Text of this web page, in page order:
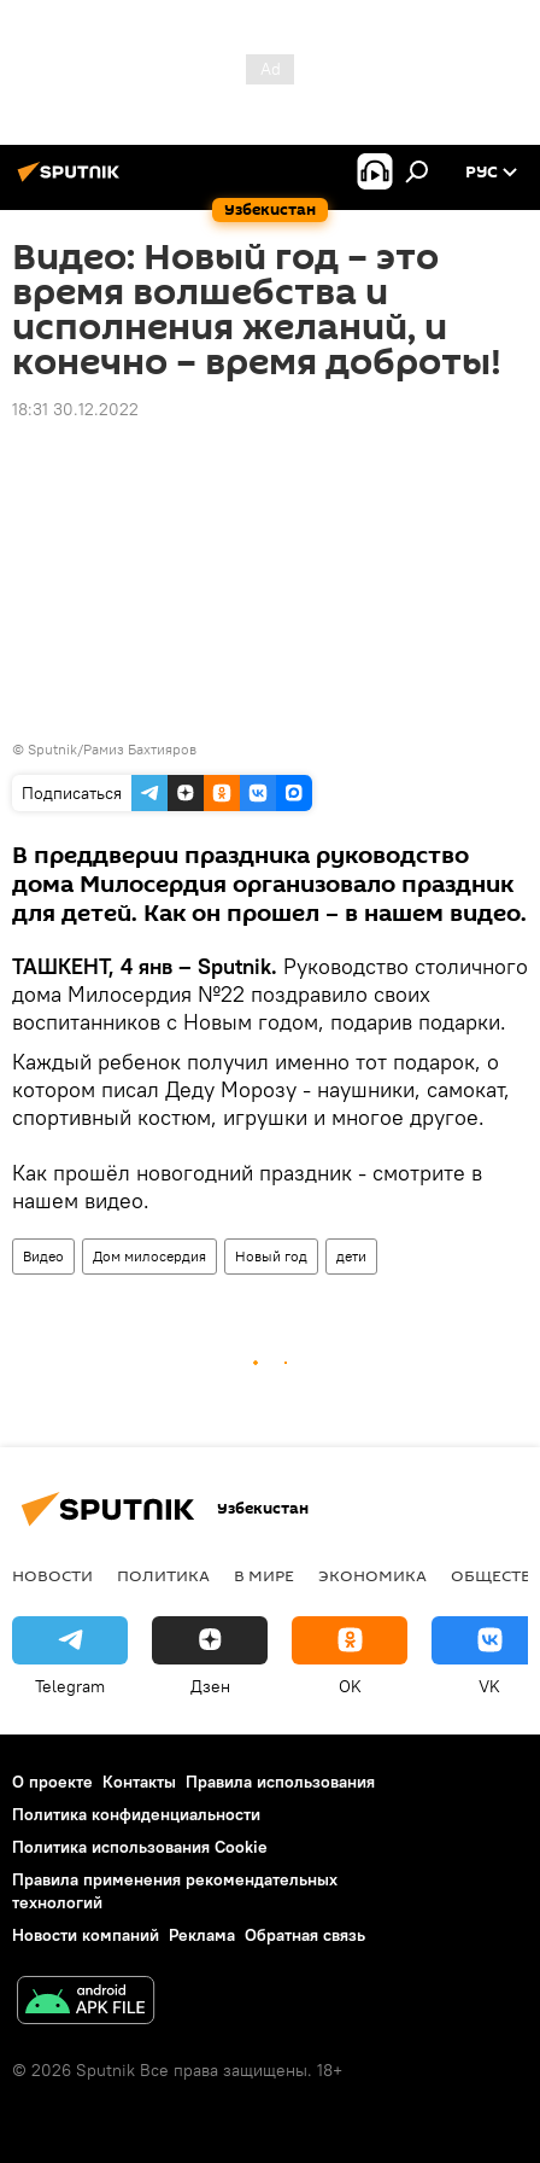
Узбекистан
РУС
Видео: Новый год – это
время волшебства и
исполнения желаний, и
конечно – время доброты!
18:31 30.12.2022
© Sputnik/Рамиз Бахтияров
Подписаться
В преддверии праздника руководство
дома Милосердия организовало праздник
для детей. Как он прошел – в нашем видео.
ТАШКЕНТ, 4 янв – Sputnik. Руководство столичного
дома Милосердия №22 поздравило своих
воспитанников с Новым годом, подарив подарки.
Каждый ребенок получил именно тот подарок, о
котором писал Деду Морозу - наушники, самокат,
спортивный костюм, игрушки и многое другое.
Как прошёл новогодний праздник - смотрите в
нашем видео.
Видео Дом милосердия Новый год дети
Узбекистан
НОВОСТИ ПОЛИТИКА В МИРЕ ЭКОНОМИКА
Telegram Дзен OK VK
О проекте Контакты Правила использования
Политика конфиденциальности
Политика использования Cookie
Правила применения рекомендательных
технологий
Новости компаний Реклама Обратная связь
© 2026 Sputnik Все права защищены. 18+